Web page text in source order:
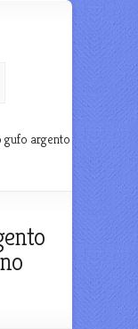
gufo argento